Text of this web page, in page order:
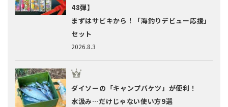
2026.8.3
48弾】
まずはサビキから！「海釣りデビュー応援」
セット
ダイソーの「キャンプバケツ」が便利！
水汲み…だけじゃない使い方9選